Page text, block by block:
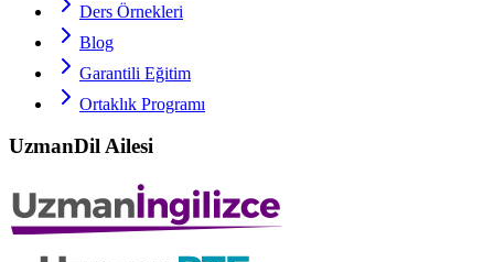
Ders Örnekleri
Blog
Garantili Eğitim
Ortaklık Programı
UzmanDil Ailesi